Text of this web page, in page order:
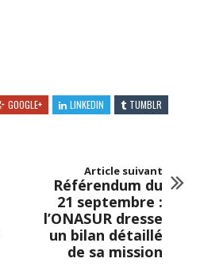
GOOGLE+ LINKEDIN
TUMBLR
Article suivant
Référendum du
21 septembre :
l’ONASUR dresse
un bilan détaillé
de sa mission